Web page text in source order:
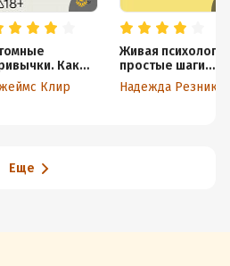
Как
Клир
Живая
простые шаги
навстречу к себе
Надежда
Еще